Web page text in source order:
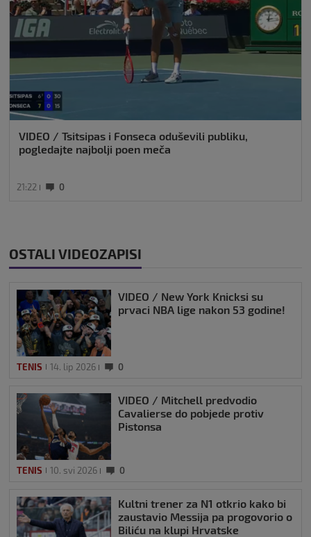
VIDEO / Tsitsipas i Fonseca oduševili publiku,
pogledajte najbolji poen meča
21:22 0
OSTALI VIDEOZAPISI
VIDEO / New York Knicksi su
prvaci NBA lige nakon 53 godine!
TENIS 14. lip 2026 0
VIDEO / Mitchell predvodio
Cavalierse do pobjede protiv
Pistonsa
TENIS 10. svi 2026 0
Kultni trener za N1 otkrio kako bi
zaustavio Messija pa progovorio o
Biliću na klupi Hrvatske